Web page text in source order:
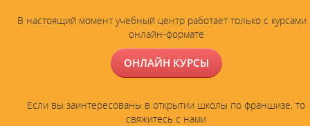
В настоящий момент учебный центр работает только с курсами
онлайн-формате
ОНЛАЙН КУРСЫ
Если вы заинтересованы в открытии школы по франшизе, то
свяжитесь с нами